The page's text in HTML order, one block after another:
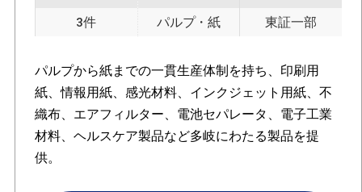
3件 パルプ・紙 東証一部
パルプから紙までの一貫生産体制を持ち、印刷用
紙、情報用紙、感光材料、インクジェット用紙、不
織布、エアフィルター、電池セパレータ、電子工業
材料、ヘルスケア製品など多岐にわたる製品を提
供。